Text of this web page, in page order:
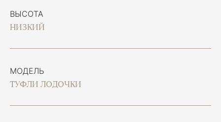
ВЫСОТА
НИЗКИЙ
МОДЕЛЬ
ТУФЛИ ЛОДОЧКИ